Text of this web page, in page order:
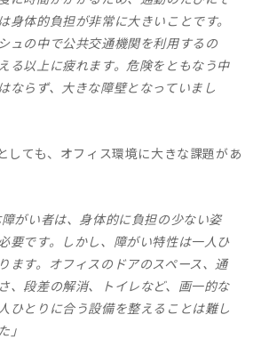
身体的負担が非常に大きいことです。
ュの中で公共交通機関を利用するの
る以上に疲れます。危険をともなう中
ならず、大きな障壁となっていまし
しても、オフィス環境に大きな課題があ
がい者は、身体的に負担の少ない姿
要です。しかし、障がい特性は一人ひ
ます。オフィスのドアのスペース、通
、段差の解消、トイレなど、画一的な
ひとりに合う設備を整えることは難し
」